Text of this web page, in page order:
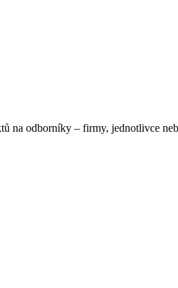
na odborníky – firmy, jednotlivce